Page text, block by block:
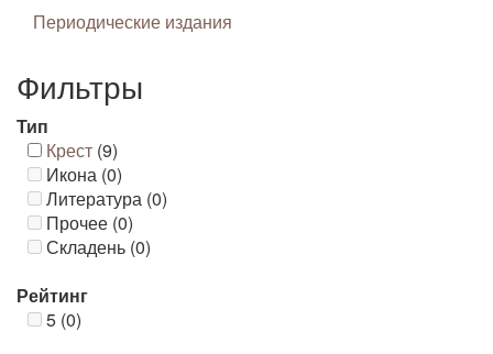
Периодические издания
Фильтры
Тип
Крест (9)
Икона (0)
Литература (0)
Прочее (0)
Складень (0)
Рейтинг
5 (0)